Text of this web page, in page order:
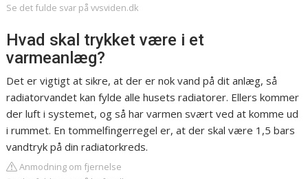
Se det fulde svar på vvsviden.dk
Hvad skal trykket være i et
varmeanlæg?
Det er vigtigt at sikre, at der er nok vand på dit anlæg, så
radiatorvandet kan fylde alle husets radiatorer. Ellers kommer
der luft i systemet, og så har varmen svært ved at komme ud
i rummet. En tommelfingerregel er, at der skal være 1,5 bars
vandtryk på din radiatorkreds.
Anmodning om fjernelse